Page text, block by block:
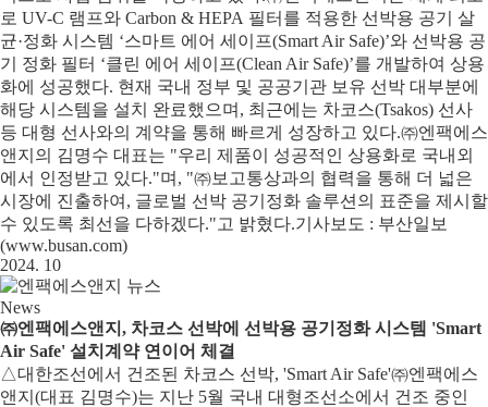
로 UV-C 램프와 Carbon & HEPA 필터를 적용한 선박용 공기 살
균·정화 시스템 ‘스마트 에어 세이프(Smart Air Safe)’와 선박용 공
기 정화 필터 ‘클린 에어 세이프(Clean Air Safe)’를 개발하여 상용
화에 성공했다. 현재 국내 정부 및 공공기관 보유 선박 대부분에
해당 시스템을 설치 완료했으며, 최근에는 차코스(Tsakos) 선사
등 대형 선사와의 계약을 통해 빠르게 성장하고 있다.㈜엔팩에스
앤지의 김명수 대표는 "우리 제품이 성공적인 상용화로 국내외
에서 인정받고 있다."며, "㈜보고통상과의 협력을 통해 더 넓은
시장에 진출하여, 글로벌 선박 공기정화 솔루션의 표준을 제시할
수 있도록 최선을 다하겠다."고 밝혔다.기사보도 : 부산일보
(www.busan.com)
2024. 10
News
㈜엔팩에스앤지, 차코스 선박에 선박용 공기정화 시스템 'Smart
Air Safe' 설치계약 연이어 체결
△대한조선에서 건조된 차코스 선박, 'Smart Air Safe'㈜엔팩에스
앤지(대표 김명수)는 지난 5월 국내 대형조선소에서 건조 중인